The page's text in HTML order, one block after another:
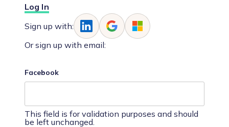
Log In
Sign up with:
Or sign up with email:
Facebook
This field is for validation purposes and should
be left unchanged.